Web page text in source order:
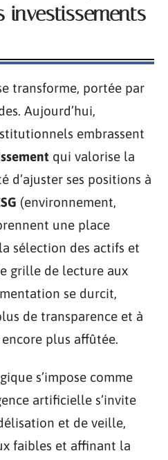
investissements
transforme, portée par
Aujourd’hui,
embrassent
qui valorise la
d’ajuster ses positions à
(environnement,
une place
sélection des actifs et
grille de lecture aux
se durcit,
de transparence et à
plus affûtée.
s’impose comme
artificielle s’invite
et de veille,
faibles et affinant la